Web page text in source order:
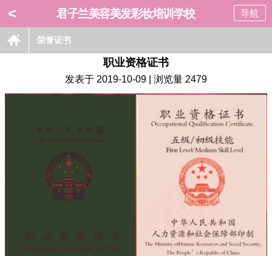
< 君子兰美容美发彩妆培训学校 导航
荣誉证书
职业资格证书
发表于 2019-10-09 | 浏览量 2479